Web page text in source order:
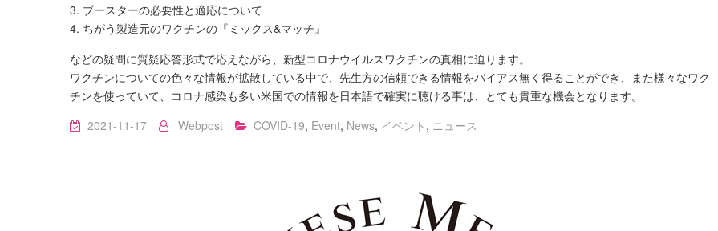
3. ブースターの必要性と適応について
4. ちがう製造元のワクチンの『ミックス&マッチ』
などの疑問に質疑応答形式で応えながら、新型コロナウイルスワクチンの真相に迫ります。
ワクチンについての色々な情報が拡散している中で、先生方の信頼できる情報をバイアス無く得ることができ、また様々なワク
チンを使っていて、コロナ感染も多い米国での情報を日本語で確実に聴ける事は、とても貴重な機会となります。
2021-11-17
Webpost COVID-19, Event, News, イベント , ニュース